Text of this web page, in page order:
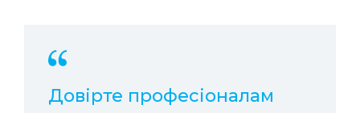
Довірте професіоналам